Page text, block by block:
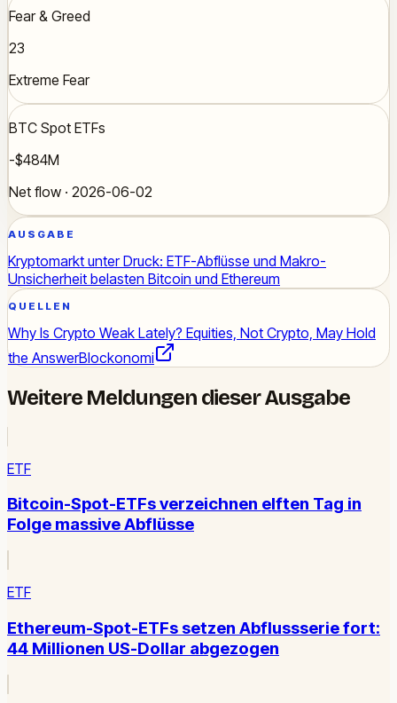
Fear & Greed
23
Extreme Fear
BTC Spot ETFs
-$484M
Net flow · 2026-06-02
AUSGABE
Kryptomarkt unter Druck: ETF-Abflüsse und Makro-
Unsicherheit belasten Bitcoin und Ethereum
QUELLEN
Why Is Crypto Weak Lately? Equities, Not Crypto, May Hold
the AnswerBlockonomi
Weitere Meldungen dieser Ausgabe
ETF
Bitcoin-Spot-ETFs verzeichnen elften Tag in
Folge massive Abflüsse
ETF
Ethereum-Spot-ETFs setzen Abflussserie fort:
44 Millionen US-Dollar abgezogen